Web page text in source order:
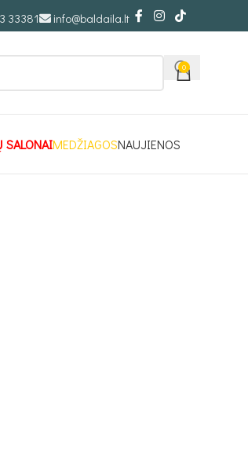
33381 info@baldaila.lt
0
SALONAIMEDŽIAGOSNAUJIENOS